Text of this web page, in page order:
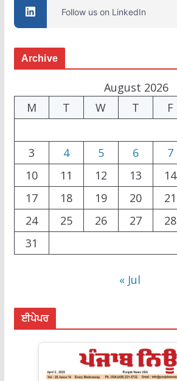
Follow us on LinkedIn
Archive
August 2026
M
T W T F
3
4 5 6 7
10
11 12 13 14
17
18 19 20 21
24
25 26 27 28
31
« Jul
ਈਪੇਪਰ